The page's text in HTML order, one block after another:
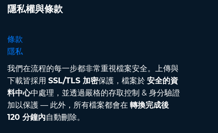
隱私權與條款
條款
隱私
我們在流程的每一步都非常重視檔案安全。上傳與
下載皆採用 SSL/TLS 加密保護，檔案於 安全的資
料中心中處理，並透過嚴格的存取控制 & 身分驗證
加以保護 — 此外，所有檔案都會在 轉換完成後
120 分鐘內自動刪除。